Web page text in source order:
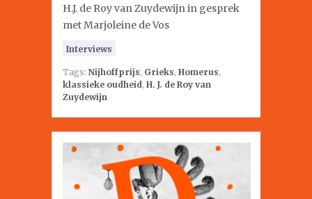
H.J. de Roy van Zuydewijn in gesprek
met Marjoleine de Vos
Interviews
Tags: Nijhoffprijs, Grieks, Homerus,
klassieke oudheid, H. J. de Roy van
Zuydewijn